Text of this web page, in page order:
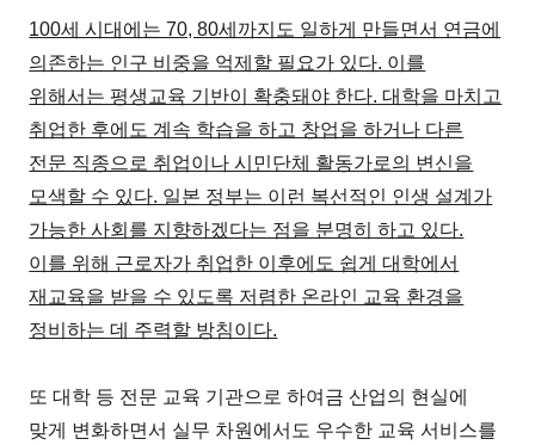
100세 시대에는 70, 80세까지도 일하게 만들면서 연금에
의존하는 인구 비중을 억제할 필요가 있다. 이를
위해서는 평생교육 기반이 확충돼야 한다. 대학을 마치고
취업한 후에도 계속 학습을 하고 창업을 하거나 다른
전문 직종으로 취업이나 시민단체 활동가로의 변신을
모색할 수 있다. 일본 정부는 이런 복선적인 인생 설계가
가능한 사회를 지향하겠다는 점을 분명히 하고 있다.
이를 위해 근로자가 취업한 이후에도 쉽게 대학에서
재교육을 받을 수 있도록 저렴한 온라인 교육 환경을
정비하는 데 주력할 방침이다.
또 대학 등 전문 교육 기관으로 하여금 산업의 현실에
맞게 변화하면서 실무 차원에서도 우수한 교육 서비스를